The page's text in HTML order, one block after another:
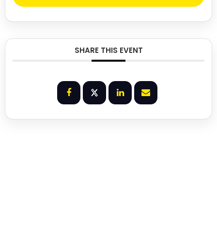
SHARE THIS EVENT